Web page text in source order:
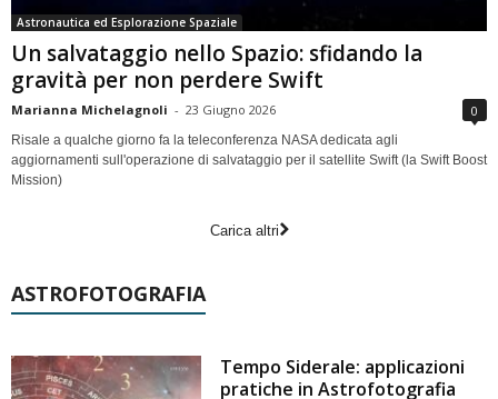
Astronautica ed Esplorazione Spaziale
Un salvataggio nello Spazio: sfidando la
gravità per non perdere Swift
Marianna Michelagnoli - 23 Giugno 2026 0
Risale a qualche giorno fa la teleconferenza NASA dedicata agli
aggiornamenti sull'operazione di salvataggio per il satellite Swift (la Swift Boost
Mission)
Carica altri
ASTROFOTOGRAFIA
Tempo Siderale: applicazioni
pratiche in Astrofotografia